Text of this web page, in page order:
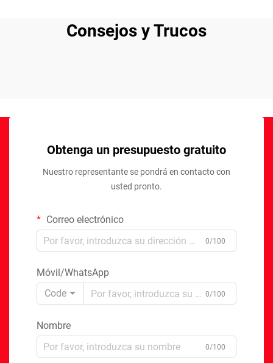
Consejos y Trucos
Obtenga un presupuesto gratuito
Nuestro representante se pondrá en contacto con
usted pronto.
Correo electrónico
0/100
Móvil/WhatsApp
Code
0/100
Nombre
0/100